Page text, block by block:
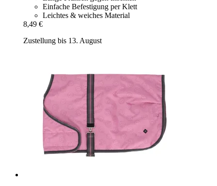
Einfache Befestigung per Klett
Leichtes & weiches Material
8,49 €
Zustellung bis 13. August